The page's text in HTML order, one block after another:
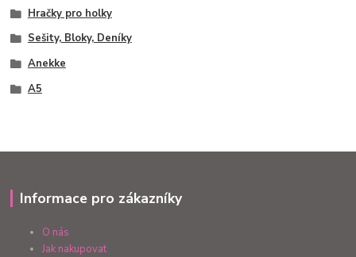
Hračky pro holky
Sešity, Bloky, Deníky
Anekke
A5
Informace pro zákazníky
O nás
Jak nakupovat